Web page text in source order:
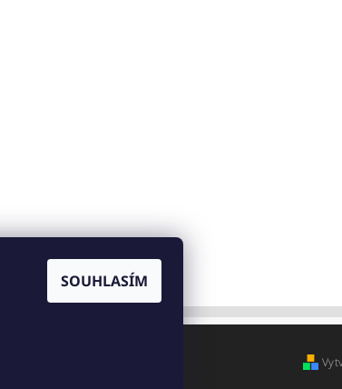
SOUHLASÍM